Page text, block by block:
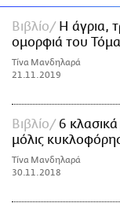
Βιβλίο
Η άγρια,
ομορφιά του
Τίνα Μανδηλαρά
21.11.2019
Βιβλίο
6
μόλις
Τίνα Μανδηλαρά
30.11.2018